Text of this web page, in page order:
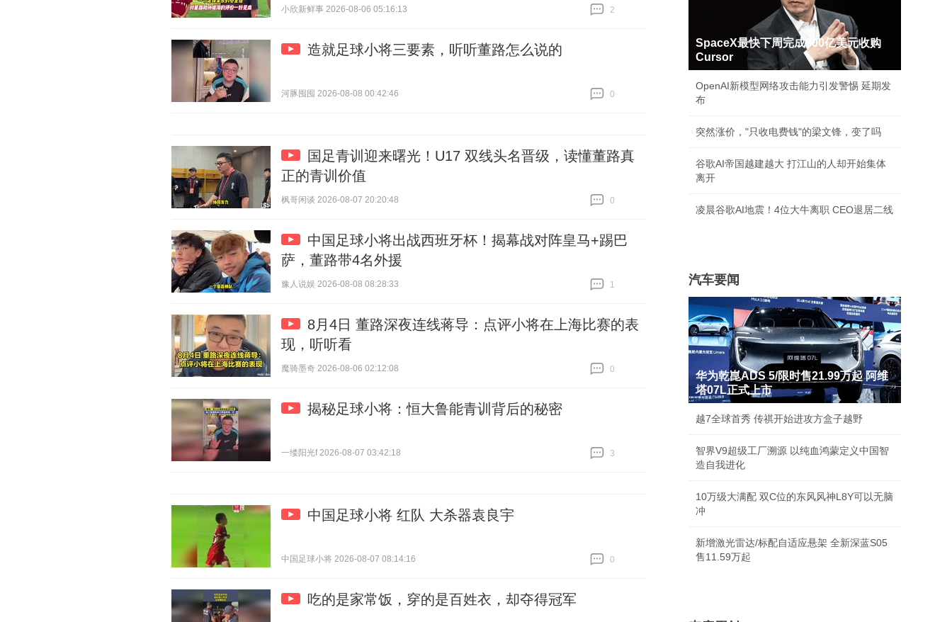
小欣新鲜事 2026-08-06 05:16:13
2
造就足球小将三要素，听听董路怎么说的
河豚囤囤 2026-08-08 00:42:46
0
国足青训迎来曙光！U17 双线头名晋级，读懂董路真
正的青训价值
枫哥闲谈 2026-08-07 20:20:48
0
中国足球小将出战西班牙杯！揭幕战对阵皇马+踢巴
萨，董路带4名外援
豫人说娱 2026-08-08 08:28:33
1
8月4日 董路深夜连线蒋导：点评小将在上海比赛的表
现，听听看
魔骑墨奇 2026-08-06 02:12:08
0
揭秘足球小将：恒大鲁能青训背后的秘密
一缕阳光f 2026-08-07 03:42:18
3
中国足球小将 红队 大杀器袁良宇
中国足球小将 2026-08-07 08:14:16
0
吃的是家常饭，穿的是百姓衣，却夺得冠军
SpaceX最快下周完成600亿美元收购
Cursor
OpenAI新模型网络攻击能力引发警惕 延期发
布
突然涨价，"只收电费钱"的梁文锋，变了吗
谷歌AI帝国越建越大 打江山的人却开始集体
离开
凌晨谷歌AI地震！4位大牛离职 CEO退居二线
汽车要闻
华为乾崑ADS 5/限时售21.99万起 阿维
塔07L正式上市
越7全球首秀 传祺开始进攻方盒子越野
智界V9超级工厂溯源 以纯血鸿蒙定义中国智
造自我进化
10万级大满配 双C位的东风风神L8Y可以无脑
冲
新增激光雷达/标配自适应悬架 全新深蓝S05
售11.59万起